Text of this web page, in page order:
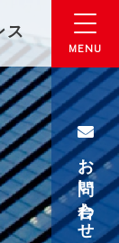
ス
お問い合わせ